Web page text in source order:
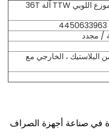
NCR ATM أجزاء موزع اللوبي TTW آلة 36T
/ مجدد
البلاستيك ، الخارجي مع
الخبرة في صناعة أجهزة الصراف